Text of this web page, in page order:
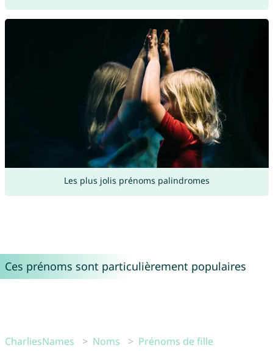
Les plus jolis prénoms palindromes
Ces prénoms sont particulièrement populaires
CharliesNames Noms
Prénoms de fille